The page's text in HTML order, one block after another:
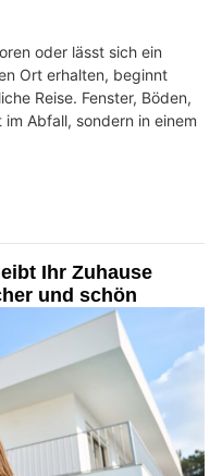
oder lässt sich ein
Ort erhalten, beginnt
Reise. Fenster, Böden,
Abfall, sondern in einem
Ihr Zuhause
und schön